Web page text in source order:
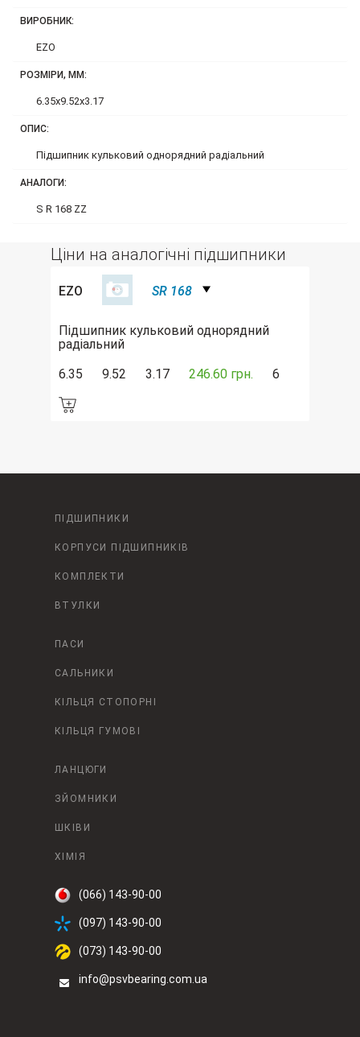
ВИРОБНИК:
EZO
РОЗМІРИ, ММ:
6.35x9.52x3.17
ОПИС:
Підшипник кульковий однорядний радіальний
АНАЛОГИ:
S R 168 ZZ
Ціни на аналогічні підшипники
EZO SR 168
Підшипник кульковий однорядний
радіальний
6.35
9.52 3.17 246.60 грн. 6
ПІДШИПНИКИ
КОРПУСИ ПІДШИПНИКІВ
КОМПЛЕКТИ
ВТУЛКИ
ПАСИ
САЛЬНИКИ
КІЛЬЦЯ СТОПОРНІ
КІЛЬЦЯ ГУМОВІ
ЛАНЦЮГИ
ЗЙОМНИКИ
ШКІВИ
ХІМІЯ
(066) 143-90-00
(097) 143-90-00
(073) 143-90-00
info@psvbearing.com.ua